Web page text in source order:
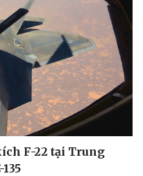
F-22 tại Trung